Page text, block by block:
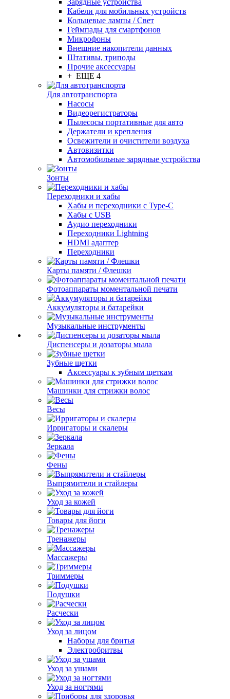
Зарядные устройства
Кабели для мобильных устройств
Кольцевые лампы / Свет
Геймпады для смартфонов
Микрофоны
Внешние накопители данных
Штативы, триподы
Прочие аксессуары
+ ЕЩЕ 4
Для автотранспорта
Насосы
Видеорегистраторы
Пылесосы портативные для авто
Держатели и крепления
Освежители и очистители воздуха
Автовизитки
Автомобильные зарядные устройства
Зонты
Переходники и хабы
Хабы и переходники с Type-C
Хабы с USB
Аудио переходники
Переходники Lightning
HDMI адаптер
Переходники
Карты памяти / Флешки
Фотоаппараты моментальной печати
Аккумуляторы и батарейки
Музыкальные инструменты
Диспенсеры и дозаторы мыла
Зубные щетки
Аксессуары к зубным щеткам
Машинки для стрижки волос
Весы
Ирригаторы и скалеры
Зеркала
Фены
Выпрямители и стайлеры
Уход за кожей
Товары для йоги
Тренажеры
Массажеры
Триммеры
Подушки
Расчески
Уход за лицом
Наборы для бритья
Электробритвы
Уход за ушами
Уход за ногтями